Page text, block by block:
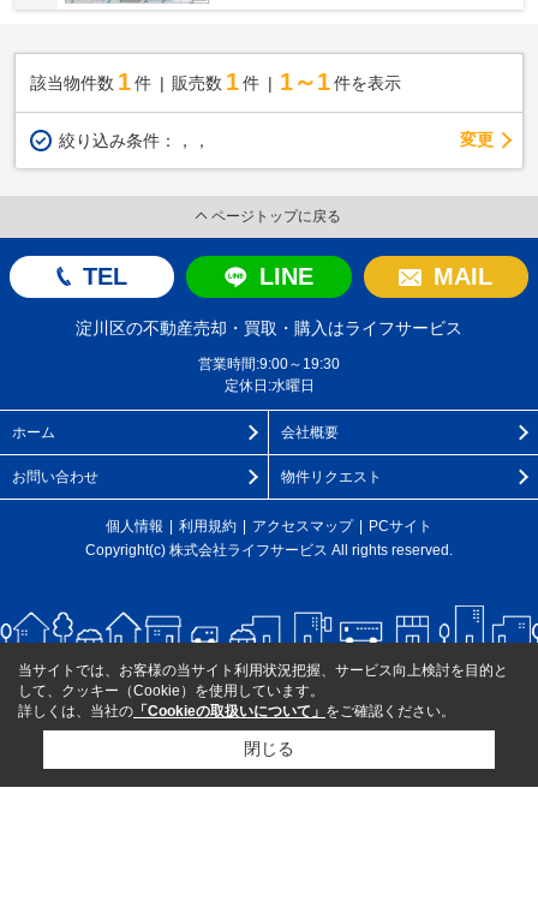
該当物件数 1件 販売数 1 件 1～1 件を表示
絞り込み条件： ，， 変更
ページトップに戻る
TEL LINE MAIL
淀川区の不動産売却・買取・購入はライフサービス
営業時間:9:00～19:30
定休日:水曜日
ホーム 会社概要
お問い合わせ 物件リクエスト
個人情報 利用規約 アクセスマップ
PCサイト
Copyright(c) 株式会社ライフサービス All rights reserved.
当サイトでは、お客様の当サイト利用状況把握、サービス向上検討を目的と
して、クッキー（Cookie）を使用しています。
詳しくは、当社の 「Cookieの取扱いについて」 をご確認ください。
閉じる